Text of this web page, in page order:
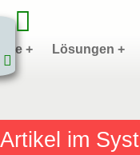
Artikel im
+ Lösungen +